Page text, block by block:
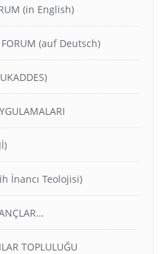
(in English)
FORUM (auf Deutsch)
İnancı Teolojisi)
TOPLULUĞU